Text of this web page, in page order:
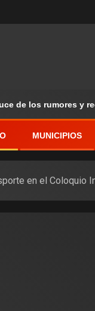
de los rumores y
MUNICIPIOS
en el Coloquio